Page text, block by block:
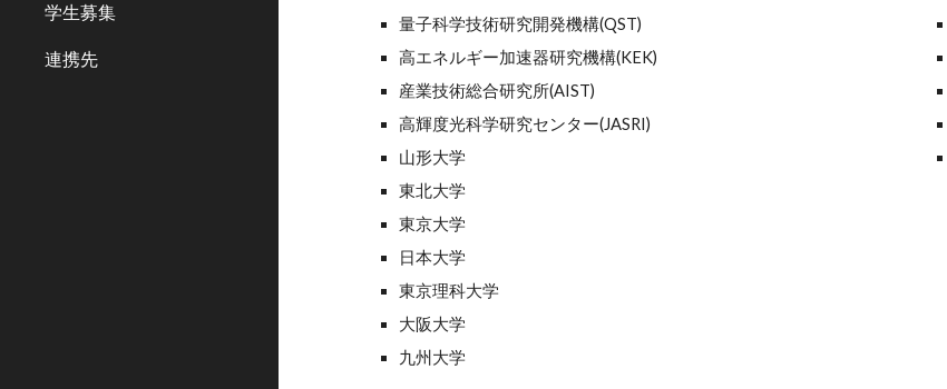
学生募集
連携先
量子科学技術研究開発機構(QST)
高エネルギー加速器研究機構(KEK)
産業技術総合研究所(AIST)
高輝度光科学研究センター(JASRI)
山形大学
東北大学
東京大学
日本大学
東京理科大学
大阪大学
九州大学